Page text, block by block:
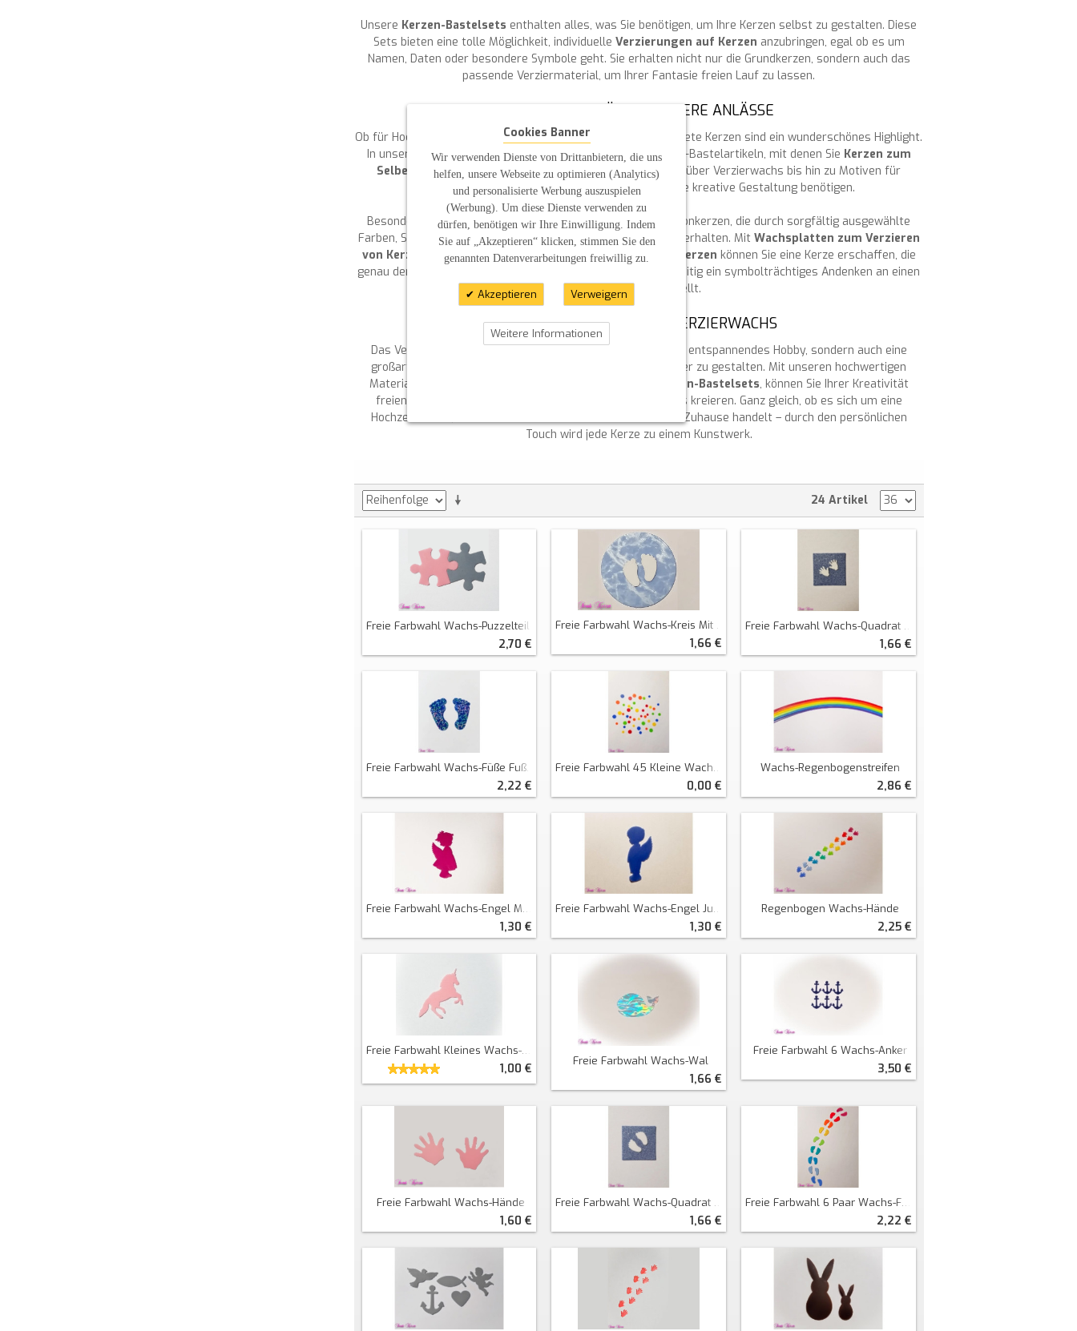
Unsere Kerzen-Bastelsets enthalten alles, was Sie benötigen, um Ihre Kerzen selbst zu gestalten. Diese
Sets bieten eine tolle Möglichkeit, individuelle Verzierungen auf Kerzen anzubringen, egal ob es um
Namen, Daten oder besondere Symbole geht. Sie erhalten nicht nur die Grundkerzen, sondern auch das
passende Verziermaterial, um Ihrer Fantasie freien Lauf zu lassen.
DIY-BASTELN FÜR BESONDERE ANLÄSSE
Ob für Hochzeiten, Taufen oder Kommunionen – selbst gestaltete Kerzen sind ein wunderschönes Highlight.
In unserem Onlineshop finden Sie eine breite Auswahl an DIY-Bastelartikeln, mit denen Sie Kerzen zum
Selbergestaltenkreieren können. Von Wachsbuchstaben über Verzierwachs bis hin zu Motiven für
besondere Anlässe ist alles dabei, was Sie für Ihre kreative Gestaltung benötigen.
Besonders beliebt sind personalisierte Tauf- oder Kommunionkerzen, die durch sorgfältig ausgewählte
Farben, Schriftarten und Symbole eine besondere Bedeutung erhalten. Mit Wachsplatten zum Verzieren
von Kerzen
oder den passendenMotiven für Kommunionkerzen können Sie eine Kerze erschaffen, die
genau den Wünschen des Empfängers entspricht und gleichzeitig ein symbolträchtiges Andenken an einen
wichtigen Tag darstellt.
FAZIT: KREATIVITÄT MIT VERZIERWACHS
Das Verzieren von Kerzen mit Verzierwachs ist nicht nur ein entspannendes Hobby, sondern auch eine
großartige Möglichkeit, besondere Anlässe noch persönlicher zu gestalten. Mit unseren hochwertigen
Materialien, wie
Kerzen-Bastelsets, können Sie Ihrer Kreativität
freien Lauf lassen und einzigartige Kerzen für jeden Anlass kreieren. Ganz gleich, ob es sich um eine
Hochzeitskerze, eine
oder eine Dekokerze für Ihr Zuhause handelt – durch den persönlichen
Touch wird jede Kerze zu einem Kunstwerk.
24 Artikel
Freie Farbwahl Wachs-Puzzelteile
2,70 €
Freie Farbwahl Wachs-Kreis Mit Fußabdrücken
1,66 €
Freie Farbwahl Wachs-Quadrat Mit Haenden
1,66 €
Freie Farbwahl Wachs-Füße Fußabdrücke
2,22 €
Freie Farbwahl 45 Kleine Wachs Kreise / Punkte
0,00 €
Wachs-Regenbogenstreifen
2,86 €
Freie Farbwahl Wachs-Engel Mädchen
1,30 €
Freie Farbwahl Wachs-Engel Junge
1,30 €
Regenbogen Wachs-Hände
2,25 €
Freie Farbwahl Kleines Wachs-Einhorn
1,00 €
Freie Farbwahl Wachs-Wal
1,66 €
Freie Farbwahl 6 Wachs-Anker
3,50 €
Freie Farbwahl Wachs-Hände
1,60 €
Freie Farbwahl Wachs-Quadrat Mit Fußabdrücken
1,66 €
Freie Farbwahl 6 Paar Wachs-Füße Fußabdrücke
2,22 €
Cookies Banner
Wir verwenden Dienste von Drittanbietern, die uns
helfen, unsere Webseite zu optimieren (Analytics)
und personalisierte Werbung auszuspielen
(Werbung). Um diese Dienste verwenden zu
dürfen, benötigen wir Ihre Einwilligung. Indem
Sie auf „Akzeptieren“ klicken, stimmen Sie den
genannten Datenverarbeitungen freiwillig zu.
Akzeptieren Verweigern
Weitere Informationen